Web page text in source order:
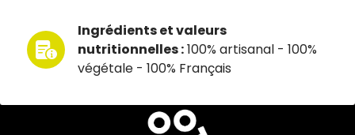
Ingrédients et valeurs
nutritionnelles :100% artisanal - 100%
végétale - 100% Français